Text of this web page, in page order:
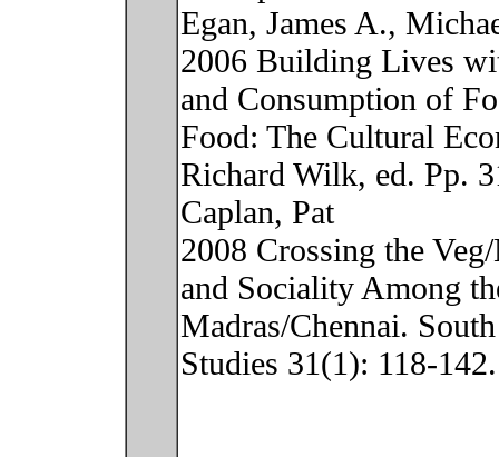
Egan, James A.,
2006 Building Lives
and Consumption of
Food: The Cultural
Richard Wilk, ed. Pp.
Caplan, Pat
2008 Crossing the
and Sociality Among
Madras/Chennai.
Studies 31(1): 118-142.